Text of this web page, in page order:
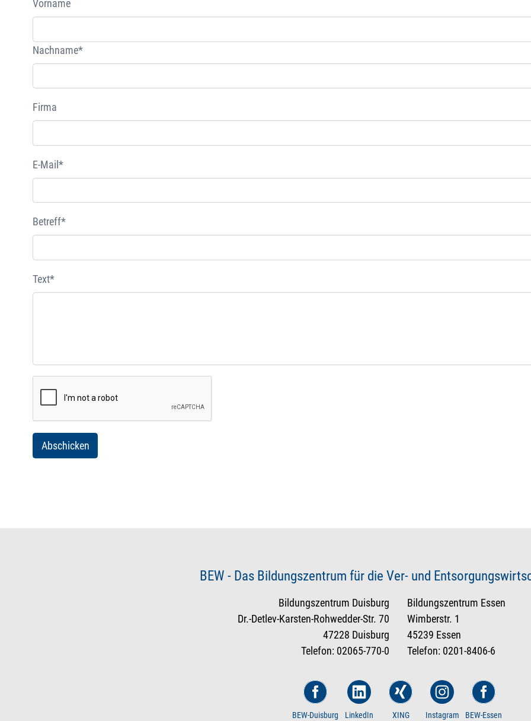
Vorname
Nachname*
Firma
E-Mail*
Betreff*
Text*
BEW - Das Bildungszentrum für die Ver- und
Bildungszentrum Duisburg
Dr.-Detlev-Karsten-Rohwedder-Str. 70
47228 Duisburg
Telefon: 02065-770-0
Bildungszentrum Essen
Wimberstr. 1
45239 Essen
Telefon: 0201-8406-6
BEW-Duisburg LinkedIn XING Instagram BEW-Essen